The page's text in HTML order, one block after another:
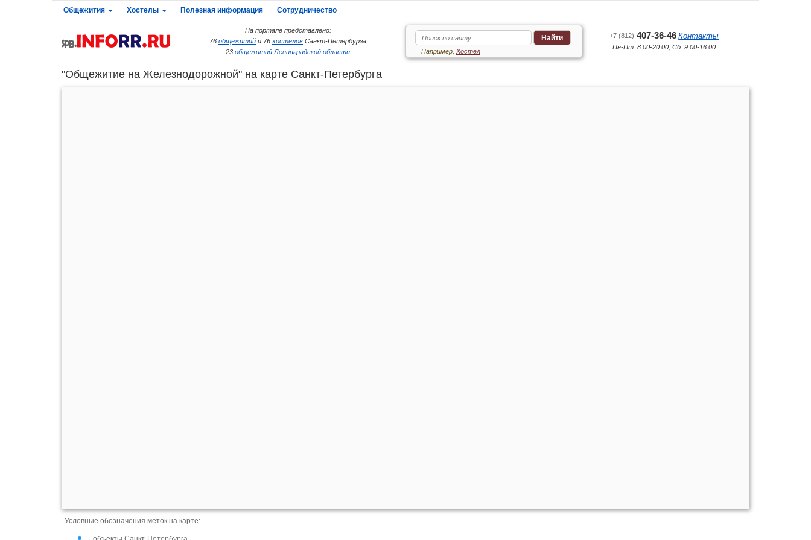
Общежития Хостелы Полезная информация Сотрудничество
На портале представлено:
76 общежитий и 76 хостелов Санкт-Петербурга
23 общежитий Ленинградской области
Найти
Например, Хостел
+7 (812) 407-36-46 Контакты
Пн-Пт: 8:00-20:00; Сб: 9:00-16:00
"Общежитие на Железнодорожной" на карте Санкт-Петербурга
Условные обозначения меток на карте: